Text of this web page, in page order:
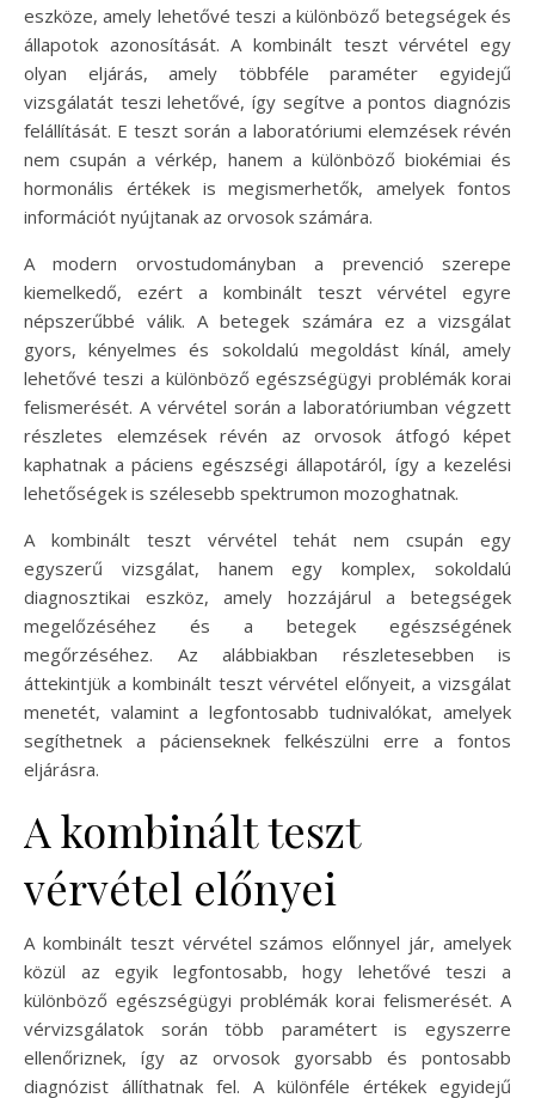
eszköze, amely lehetővé teszi a különböző betegségek és
állapotok azonosítását. A kombinált teszt vérvétel egy
olyan eljárás, amely többféle paraméter egyidejű
vizsgálatát teszi lehetővé, így segítve a pontos diagnózis
felállítását. E teszt során a laboratóriumi elemzések révén
nem csupán a vérkép, hanem a különböző biokémiai és
hormonális értékek is megismerhetők, amelyek fontos
információt nyújtanak az orvosok számára.
A modern orvostudományban a prevenció szerepe
kiemelkedő, ezért a kombinált teszt vérvétel egyre
népszerűbbé válik. A betegek számára ez a vizsgálat
gyors, kényelmes és sokoldalú megoldást kínál, amely
lehetővé teszi a különböző egészségügyi problémák korai
felismerését. A vérvétel során a laboratóriumban végzett
részletes elemzések révén az orvosok átfogó képet
kaphatnak a páciens egészségi állapotáról, így a kezelési
lehetőségek is szélesebb spektrumon mozoghatnak.
A kombinált teszt vérvétel tehát nem csupán egy
egyszerű vizsgálat, hanem egy komplex, sokoldalú
diagnosztikai eszköz, amely hozzájárul a betegségek
megelőzéséhez és a betegek egészségének
megőrzéséhez. Az alábbiakban részletesebben is
áttekintjük a kombinált teszt vérvétel előnyeit, a vizsgálat
menetét, valamint a legfontosabb tudnivalókat, amelyek
segíthetnek a pácienseknek felkészülni erre a fontos
eljárásra.
A kombinált teszt
vérvétel előnyei
A kombinált teszt vérvétel számos előnnyel jár, amelyek
közül az egyik legfontosabb, hogy lehetővé teszi a
különböző egészségügyi problémák korai felismerését. A
vérvizsgálatok során több paramétert is egyszerre
ellenőriznek, így az orvosok gyorsabb és pontosabb
diagnózist állíthatnak fel. A különféle értékek egyidejű